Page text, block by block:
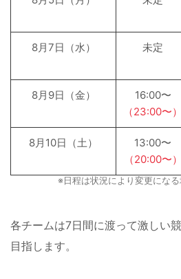
8月7日（水） 未定
8月9日（金）
16:00〜
（23:00〜）
8月10日（土）
13:00〜
（20:00〜）
※日程は状況により変更になる
各チームは7日間に渡って激しい
目指します。